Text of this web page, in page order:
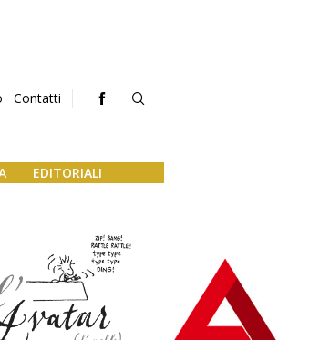
Contatti
EDITORIALI